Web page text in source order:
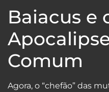
Baiacus e
Comum
Agora, o “chefão” das